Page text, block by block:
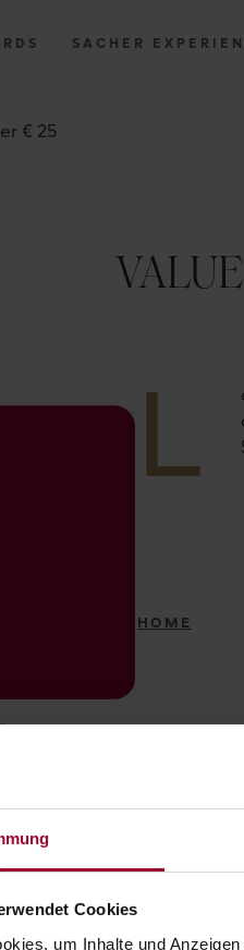
Cookies
um Inhalte und
SACHER
€ 25
L
HOME